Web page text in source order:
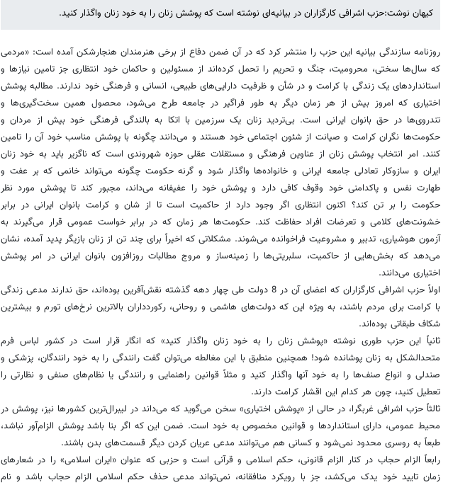
کیهان نوشت:حزب اشرافی کارگزاران در بیانیه‌ای نوشته است که پوشش زنان را به خود زنان واگذار کنید.
روزنامه سازندگی بیانیه این حزب را منتشر کرد که در آن ضمن دفاع از برخی هنرمندان هنجارشکن آمده است: «مردمی
که سال‌ها سختی، محرومیت، جنگ و تحریم را تحمل کرده‌اند از مسئولین و حاکمان خود انتظاری جز تامین نیازها و
استانداردهای یک زندگی با کرامت و در شأن و ظرفیت دارایی‌های طبیعی، انسانی و فرهنگی خود ندارند. مطالبه پوشش
اختیاری که امروز بیش از هر زمان دیگر به طور فراگیر در جامعه طرح می‌شود، محصول همین سخت‌گیری‌ها و
تندروی‌ها در حق بانوان ایرانی است. بی‌تردید زنان یک سرزمین با اتکا به بالندگی فرهنگی خود بیش از مردان و
حکومت‌ها نگران کرامت و صیانت از شئون اجتماعی خود هستند و می‌دانند چگونه با پوشش مناسب خود آن را تامین
کنند. امر انتخاب پوشش زنان از عناوین فرهنگی و مستقلات عقلی حوزه شهروندی است که ناگزیر باید به خود زنان
ایران و سازوکار تعادلی جامعه ایرانی و خانواده‌ها واگذار شود و گرنه حکومت چگونه می‌تواند خانمی که بر عفت و
طهارت نفس و پاکدامنی خود وقوف کافی دارد و پوشش خود را عفیفانه می‌داند، مجبور کند تا پوشش مورد نظر
حکومت را بر تن کند؟ اکنون انتظاری اگر وجود دارد از حاکمیت است تا از شان و کرامت بانوان ایرانی در برابر
خشونت‌های کلامی و تعرضات افراد حفاظت کند. حکومت‌ها هر زمان که در برابر خواست عمومی قرار می‌گیرند به
آزمون هوشیاری، تدبیر و مشروعیت فراخوانده می‌شوند. مشکلاتی که اخیراً برای چند تن از زنان بازیگر پدید آمده، نشان
می‌دهد که بخش‌هایی از حاکمیت، سلبریتی‌ها را زمینه‌ساز و مروج مطالبات روزافزون بانوان ایرانی در امر پوشش
اختیاری می‌دانند.
اولاً حزب اشرافی کارگزاران که اعضای آن در 8 دولت طی چهار دهه گذشته نقش‌آفرین بوده‌اند، حق ندارند مدعی زندگی
با کرامت برای مردم باشند، به ویژه این که دولت‌های هاشمی و روحانی، رکوردداران بالاترین نرخ‌های تورم و بیشترین
شکاف طبقاتی بوده‌اند.
ثانیاً این حزب طوری نوشته «پوشش زنان را به خود زنان واگذار کنید» که انگار قرار است در کشور لباس فرم
متحدالشکل به زنان پوشانده شود! همچنین منطبق با این مغالطه می‌توان گفت رانندگی را به خود رانندگان، پزشکی و
صندلی و انواع صنف‌ها را به خود آنها واگذار کنید و مثلاً قوانین راهنمایی و رانندگی یا نظام‌های صنفی و نظارتی را
تعطیل کنید، چون هر کدام این اقشار کرامت دارند.
ثالثاً حزب اشرافی غربگرا، در حالی از «پوشش اختیاری» سخن می‌گوید که می‌داند در لیبرال‌ترین کشورها نیز، پوشش در
محیط عمومی، دارای استانداردها و قوانین مخصوص به خود است. ضمن این که اگر بنا باشد پوشش الزام‌آور نباشد،
طبعاً به روسری محدود نمی‌شود و کسانی هم می‌توانند مدعی عریان کردن دیگر قسمت‌های بدن باشند.
رابعاً الزام حجاب در کنار الزام قانونی، حکم اسلامی و قرآنی است و حزبی که عنوان «ایران اسلامی» را در شعارهای
زمان تایید خود یدک می‌کشد، جز با رویکرد منافقانه، نمی‌تواند مدعی حذف حکم اسلامی الزام حجاب باشد و نام